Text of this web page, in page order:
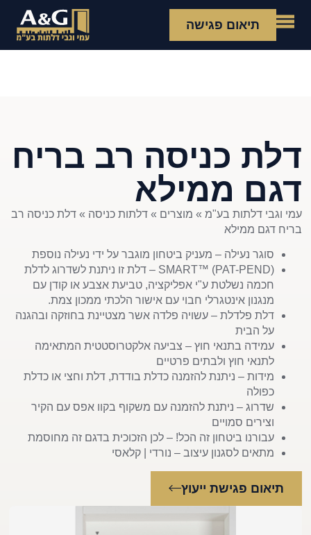
תיאום פגישה
דלת כניסה רב בריח
דגם ממילא
עמי וגבי דלתות בע"מ » מוצרים »דלתות כניסה »דלת כניסה רב
בריח דגם ממילא
סוגר נעילה – מעניק ביטחון מוגבר על ידי נעילה נוספת
SMART™ (PAT-PEND) – דלת זו ניתנת לשדרוג לדלת
חכמה נשלטת ע"י אפליקציה, טביעת אצבע או קודן עם
מנגנון אינטגרלי חבוי עם אישור הלכתי ממכון צמת.
דלת פלדלת – עשויה פלדה אשר מצטיינת בחוזקה ובהגנה
על הבית
עמידה בתנאי חוץ – צביעה אלקטרוסטטית המתאימה
לתנאי חוץ ולבתים פרטיים
מידות – ניתנת להזמנה כדלת בודדת, דלת וחצי או כדלת
כפולה
שדרוג – ניתנת להזמנה עם משקוף בקוו אפס עם הקיר
וצירים סמויים
עבורנו ביטחון זה הכל! – לכן הזכוכית בדגם זה מחוסמת
מתאים לסגנון עיצוב – נורדי | קלאסי
תיאום פגישת ייעוץ